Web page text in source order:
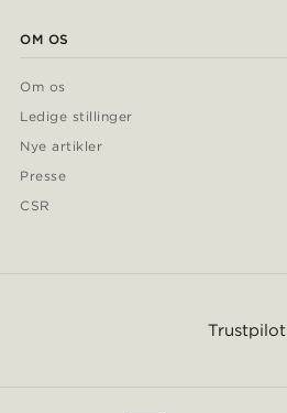
OM OS
Om os
Ledige stillinger
Nye artikler
Presse
CSR
Trustpilot